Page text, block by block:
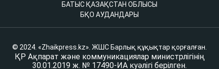
БАТЫС ҚАЗАҚСТАН ОБЛЫСЫ
БҚО АУДАНДАРЫ
© 2024. «Zhaikpress.kz». ЖШС Барлық құқықтар қорғалған.
ҚР Ақпарат және коммуникациялар министрлігінің
30.01.2019 ж. № 17490-ИА куәлігі берілген.